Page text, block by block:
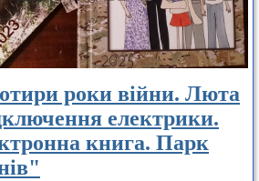
роки війни. Люта
електрики.
книга. Парк